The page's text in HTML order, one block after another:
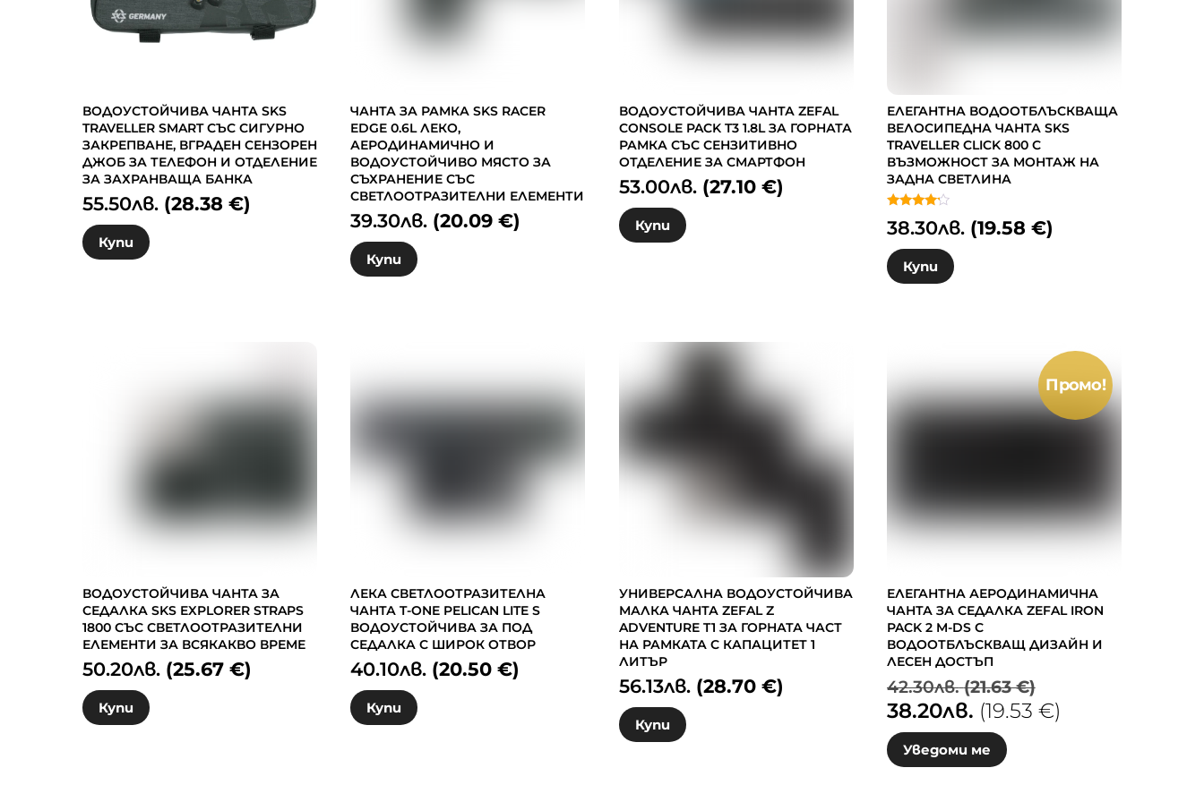
ВОДОУСТОЙЧИВА ЧАНТА SKS
TRAVELLER SMART СЪС СИГУРНО
ЗАКРЕПВАНЕ, ВГРАДЕН СЕНЗОРЕН
ДЖОБ ЗА ТЕЛЕФОН И ОТДЕЛЕНИЕ
ЗА ЗАХРАНВАЩА БАНКА
55.50лв. (28.38 €)
Купи
ЧАНТА ЗА РАМКА SKS RACER
EDGE 0.6L ЛЕКО,
АЕРОДИНАМИЧНО И
ВОДОУСТОЙЧИВО МЯСТО ЗА
СЪХРАНЕНИЕ СЪС
СВЕТЛООТРАЗИТЕЛНИ ЕЛЕМЕНТИ
39.30лв. (20.09 €)
Купи
ВОДОУСТОЙЧИВА ЧАНТА ZEFAL
CONSOLE PACK T3 1.8L ЗА ГОРНАТА
РАМКА СЪС СЕНЗИТИВНО
ОТДЕЛЕНИЕ ЗА СМАРТФОН
53.00лв. (27.10 €)
Купи
ЕЛЕГАНТНА ВОДООТБЛЪСКВАЩА
ВЕЛОСИПЕДНА ЧАНТА SKS
TRAVELLER CLICK 800 С
ВЪЗМОЖНОСТ ЗА МОНТАЖ НА
ЗАДНА СВЕТЛИНА
с
от 5
38.30лв. (19.58 €)
Купи
ВОДОУСТОЙЧИВА ЧАНТА ЗА
СЕДАЛКА SKS EXPLORER STRAPS
1800 СЪС СВЕТЛООТРАЗИТЕЛНИ
ЕЛЕМЕНТИ ЗА ВСЯКАКВО ВРЕМЕ
50.20лв. (25.67 €)
Купи
ЛЕКА СВЕТЛООТРАЗИТЕЛНА
ЧАНТА T-ONE PELICAN LITE S
ВОДОУСТОЙЧИВА ЗА ПОД
СЕДАЛКА С ШИРОК ОТВОР
40.10лв. (20.50 €)
Купи
УНИВЕРСАЛНА ВОДОУСТОЙЧИВА
МАЛКА ЧАНТА ZEFAL Z
ADVENTURE T1 ЗА ГОРНАТА ЧАСТ
НА РАМКАТА С КАПАЦИТЕТ 1
ЛИТЪР
56.13лв. (28.70 €)
Купи
Промо!
ЕЛЕГАНТНА АЕРОДИНАМИЧНА
ЧАНТА ЗА СЕДАЛКА ZEFAL IRON
PACK 2 M-DS С
ВОДООТБЛЪСКВАЩ ДИЗАЙН И
ЛЕСЕН ДОСТЪП
42.30лв. (21.63 €)
price
38.20лв. (19.53 €)
Уведоми ме